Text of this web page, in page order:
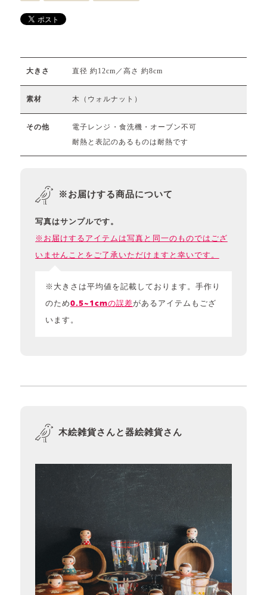
大きさ 直径 約12cm／高さ 約8cm
素材 木（ウォルナット）
その他 電子レンジ・食洗機・オーブン不可
耐熱と表記のあるものは耐熱です
※お届けする商品について
写真はサンプルです。
※お届けするアイテムは写真と同一のものではござ
いませんことをご了承いただけますと幸いです。
※大きさは平均値を記載しております。手作り
のため0.5~1cmの誤差があるアイテムもござ
います。
木絵雑貨さんと器絵雑貨さん